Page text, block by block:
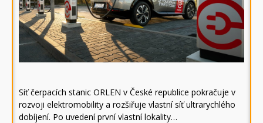
Síť čerpacích stanic ORLEN v České republice pokračuje v
rozvoji elektromobility a rozšiřuje vlastní síť ultrarychlého
dobíjení. Po uvedení první vlastní lokality…